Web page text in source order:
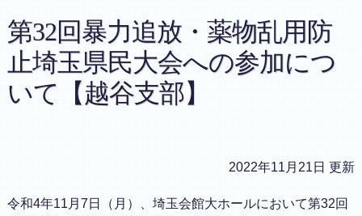
第32回暴力追放・薬物乱用防
止埼玉県民大会への参加につ
いて【越谷支部】
2022年11月21日 更新
令和4年11月7日（月）、埼玉会館大ホールにおいて第32回